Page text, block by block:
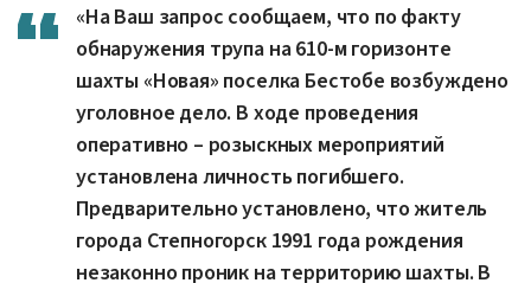
«На Ваш запрос сообщаем, что по факту
обнаружения трупа на 610-м горизонте
шахты «Новая» поселка Бестобе возбуждено
уголовное дело. В ходе проведения
оперативно – розыскных мероприятий
установлена личность погибшего.
Предварительно установлено, что житель
города Степногорск 1991 года рождения
незаконно проник на территорию шахты. В